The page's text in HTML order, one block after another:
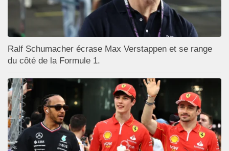
Ralf Schumacher écrase Max Verstappen et se range
du côté de la Formule 1.